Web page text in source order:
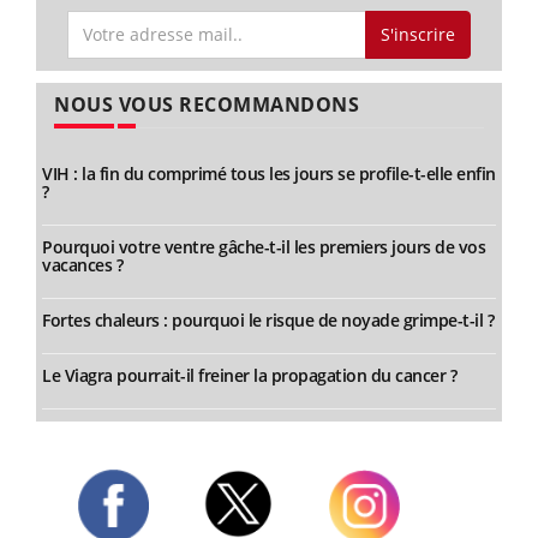
S'inscrire
NOUS VOUS RECOMMANDONS
VIH : la fin du comprimé tous les jours se profile-t-elle enfin
?
Pourquoi votre ventre gâche-t-il les premiers jours de vos
vacances ?
Fortes chaleurs : pourquoi le risque de noyade grimpe-t-il ?
Le Viagra pourrait-il freiner la propagation du cancer ?